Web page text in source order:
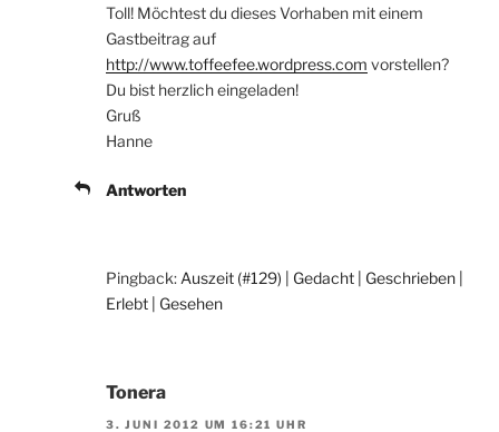
Toll! Möchtest du dieses Vorhaben mit einem
Gastbeitrag auf
http://www.toffeefee.wordpress.com vorstellen?
Du bist herzlich eingeladen!
Gruß
Hanne
Antworten
Pingback: Auszeit (#129) | Gedacht | Geschrieben |
Erlebt | Gesehen
Tonera
3. JUNI 2012 UM 16:21 UHR